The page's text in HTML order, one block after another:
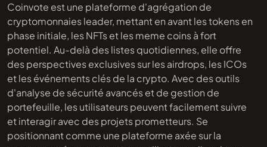
Coinvote est une plateforme d'agrégation de
cryptomonnaies leader, mettant en avant les tokens en
phase initiale, les NFTs et les meme coins à fort
potentiel. Au-delà des listes quotidiennes, elle offre
des perspectives exclusives sur les airdrops, les ICOs
et les événements clés de la crypto. Avec des outils
d'analyse de sécurité avancés et de gestion de
portefeuille, les utilisateurs peuvent facilement suivre
et interagir avec des projets prometteurs. Se
positionnant comme une plateforme axée sur la